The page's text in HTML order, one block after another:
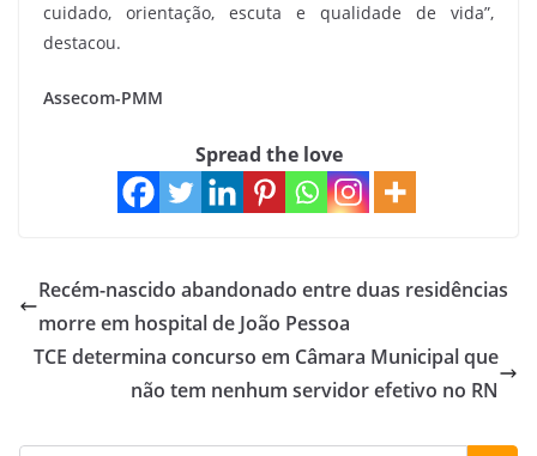
cuidado, orientação, escuta e qualidade de vida”,
destacou.
Assecom-PMM
Spread the love
Recém-nascido abandonado entre duas residências
morre em hospital de João Pessoa
TCE determina concurso em Câmara Municipal que
não tem nenhum servidor efetivo no RN